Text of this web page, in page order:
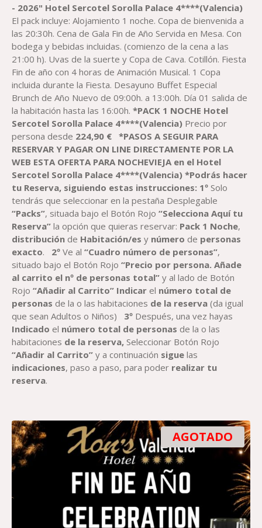
PRECIOS:
DESDE
186,76 €
HASTA
284,90 €
- 2026" Hotel Sercotel Sorolla Palace 4****(Valencia)
El pack incluye: Alojamiento 1 noche. Copa de bienvenida a
las 20:30h. Cena de Gala Fin de Año Servida en Mesa. Con
bodega y bebidas incluidas. (comienzo de la cena a las
21:00 h). Uvas de la suerte y Copa de Cava. Cotillón. Fiesta
Fin de año con 4 horas de Animación Musical. 1 Copa
incluida durante la Fiesta. Desayuno Buffet Especial
Brunch de Año Nuevo de 09:00h. a 13:00h. Día 01 salida de
la habitación hasta las 16:00h.*PACK 1 NOCHE Hotel
Sercotel Sorolla Palace 4****(Valencia) Precio por
persona desde 224,90 €
*PASOS A SEGUIR PARA
RESERVAR Y PAGAR ON LINE DIRECTAMENTE POR LA
WEB ESTA OFERTA PARA NOCHEVIEJA en el Hotel
Sercotel Sorolla Palace 4****(Valencia) *Podrás hacer
tu Reserva, siguiendo estas instrucciones: 1ºSolo
tendrás que seleccionar en la pestaña Desplegable
“Packs”, situada bajo el Botón Rojo“Selecciona Aquí tu
Reserva” la opción que quieras reservar: Pack 1 Noche,
distribución de Habitación/es y número de personas
exacto. 2ºVe al “Cuadro número de personas”,
situado bajo el Botón Rojo“Precio por persona. Añade
al carrito el nº de personas total”y al lado de Botón
Rojo“Añadir al Carrito” Indicar el número total de
personas de la o las habitaciones de la reserva (da igual
que sean Adultos o Niños) 3º Después, una vez hayas
Indicado el número total de personas de la o las
habitaciones de la reserva, Seleccionar Botón Rojo
“Añadir al Carrito” y a continuación sigue las
indicaciones, paso a paso, para poder realizar tu
reserva.
AGOTADO